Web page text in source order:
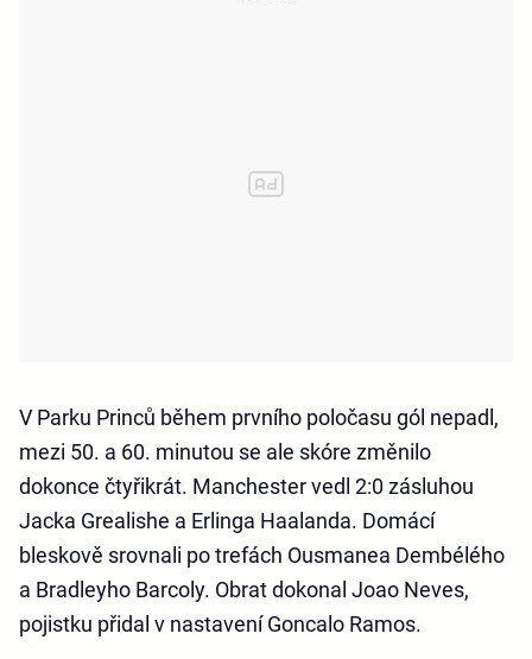
V Parku Princů během prvního poločasu gól nepadl,
mezi 50. a 60. minutou se ale skóre změnilo
dokonce čtyřikrát. Manchester vedl 2:0 zásluhou
Jacka Grealishe a Erlinga Haalanda. Domácí
bleskově srovnali po trefách Ousmanea Dembélého
a Bradleyho Barcoly. Obrat dokonal Joao Neves,
pojistku přidal v nastavení Goncalo Ramos.